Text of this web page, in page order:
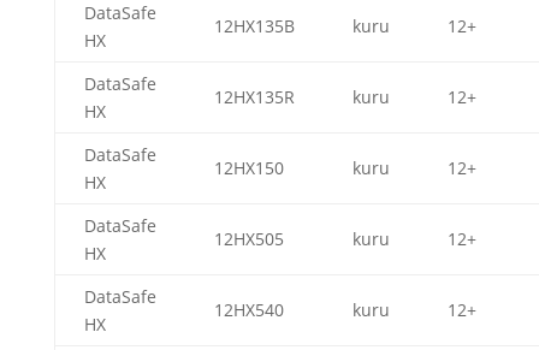
DataSafe
HX
12HX135B kuru 12+
DataSafe
HX
12HX135R kuru 12+
DataSafe
HX
12HX150 kuru 12+
DataSafe
HX
12HX505 kuru 12+
DataSafe
HX
12HX540 kuru 12+